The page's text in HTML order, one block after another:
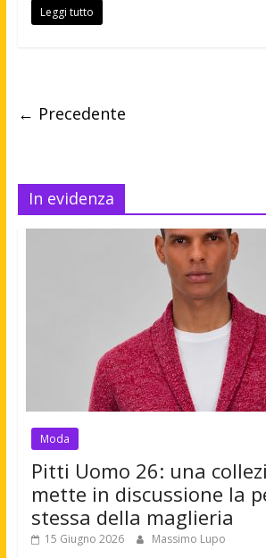
Leggi tutto
← Precedente
In evidenza
Moda
Pitti Uomo 26: una
mette in discussione la
stessa della maglieria
15 Giugno 2026 Massimo Lupo